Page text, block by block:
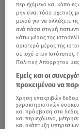
περιεχόμενο και
μην είναι τόσο
μενού για να αλλάξετε
ανά πάσα στιγμή
κάτω μέρος της
αριστερό μέρος της
σε ισχύ στον Ιστότοπος.
Πολιτική Απορρήτου
Εμείς και οι
προκειμένου να
Χρήση επακριβών
χαρακτηριστικών
και πρόσβαση στα
και περιεχόμενο,
και ανάπτυξη υπηρεσιών.